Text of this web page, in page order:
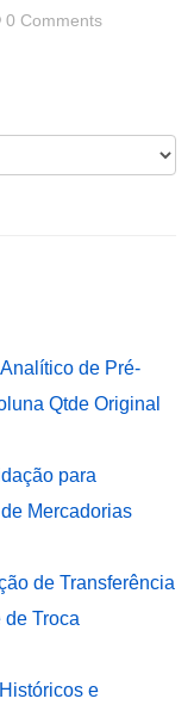
0 Comments
de Pré-
Qtde Original
para
Mercadorias
de Transferência
Troca
e